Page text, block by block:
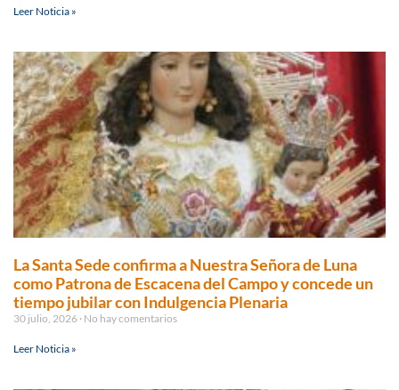
Leer Noticia »
La Santa Sede confirma a Nuestra Señora de Luna
como Patrona de Escacena del Campo y concede un
tiempo jubilar con Indulgencia Plenaria
30 julio, 2026 No hay comentarios
Leer Noticia »